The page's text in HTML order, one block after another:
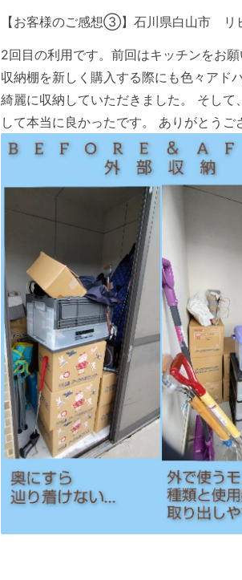
【お客様のご感想③】石川県白山市 リ
2回目の利用です。前回はキッチンをお
収納棚を新しく購入する際にも色々アド
綺麗に収納していただきました。 そし
して本当に良かったです。 ありがとうご